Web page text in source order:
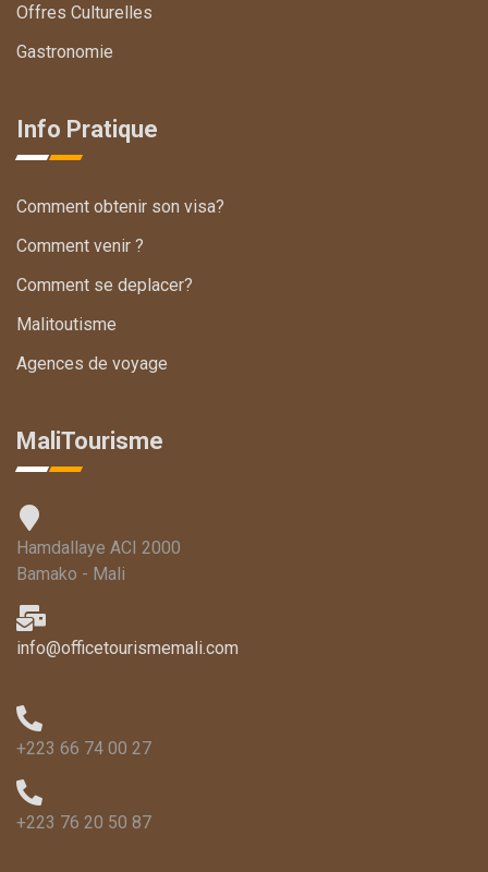
Offres Culturelles
Gastronomie
Info Pratique
Comment obtenir son visa?
Comment venir ?
Comment se deplacer?
Malitoutisme
Agences de voyage
MaliTourisme
Hamdallaye ACI 2000
Bamako - Mali
info@officetourismemali.com
+223 66 74 00 27
+223 76 20 50 87